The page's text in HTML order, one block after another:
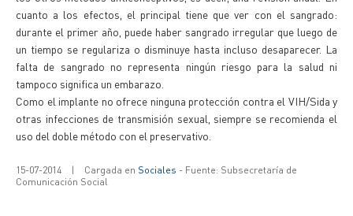
cuanto a los efectos, el principal tiene que ver con el sangrado:
durante el primer año, puede haber sangrado irregular que luego de
un tiempo se regulariza o disminuye hasta incluso desaparecer. La
falta de sangrado no representa ningún riesgo para la salud ni
tampoco significa un embarazo.
Como el implante no ofrece ninguna protección contra el VIH/Sida y
otras infecciones de transmisión sexual, siempre se recomienda el
uso del doble método con el preservativo.
15-07-2014 | Cargada en Sociales - Fuente: Subsecretaría de
Comunicación Social